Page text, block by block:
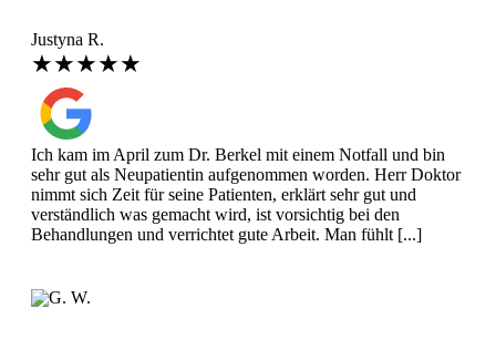
Justyna R.
★★★★★
Ich kam im April zum Dr. Berkel mit einem Notfall und bin
sehr gut als Neupatientin aufgenommen worden. Herr Doktor
nimmt sich Zeit für seine Patienten, erklärt sehr gut und
verständlich was gemacht wird, ist vorsichtig bei den
Behandlungen und verrichtet gute Arbeit. Man fühlt [...]